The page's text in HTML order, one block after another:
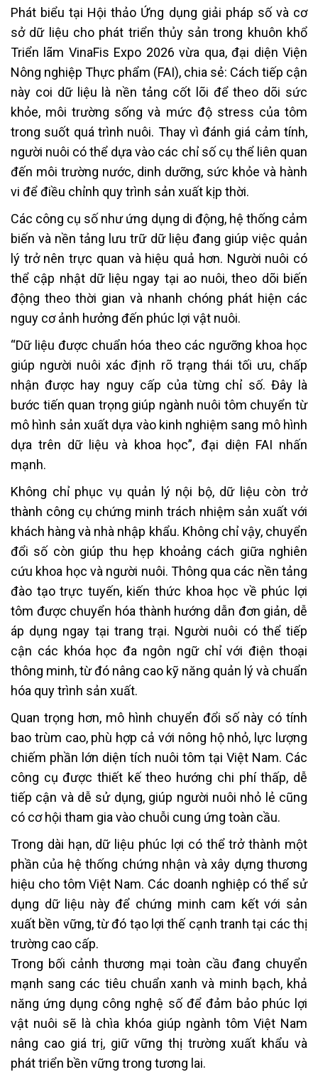
Phát biểu tại Hội thảo Ứng dụng giải pháp số và cơ
sở dữ liệu cho phát triển thủy sản trong khuôn khổ
Triển lãm VinaFis Expo 2026 vừa qua, đại diện Viện
Nông nghiệp Thực phẩm (FAI), chia sẻ: Cách tiếp cận
này coi dữ liệu là nền tảng cốt lõi để theo dõi sức
khỏe, môi trường sống và mức độ stress của tôm
trong suốt quá trình nuôi. Thay vì đánh giá cảm tính,
người nuôi có thể dựa vào các chỉ số cụ thể liên quan
đến môi trường nước, dinh dưỡng, sức khỏe và hành
vi để điều chỉnh quy trình sản xuất kịp thời.
Các công cụ số như ứng dụng di động, hệ thống cảm
biến và nền tảng lưu trữ dữ liệu đang giúp việc quản
lý trở nên trực quan và hiệu quả hơn. Người nuôi có
thể cập nhật dữ liệu ngay tại ao nuôi, theo dõi biến
động theo thời gian và nhanh chóng phát hiện các
nguy cơ ảnh hưởng đến phúc lợi vật nuôi.
“Dữ liệu được chuẩn hóa theo các ngưỡng khoa học
giúp người nuôi xác định rõ trạng thái tối ưu, chấp
nhận được hay nguy cấp của từng chỉ số. Đây là
bước tiến quan trọng giúp ngành nuôi tôm chuyển từ
mô hình sản xuất dựa vào kinh nghiệm sang mô hình
dựa trên dữ liệu và khoa học”, đại diện FAI nhấn
mạnh.
Không chỉ phục vụ quản lý nội bộ, dữ liệu còn trở
thành công cụ chứng minh trách nhiệm sản xuất với
khách hàng và nhà nhập khẩu. Không chỉ vậy, chuyển
đổi số còn giúp thu hẹp khoảng cách giữa nghiên
cứu khoa học và người nuôi. Thông qua các nền tảng
đào tạo trực tuyến, kiến thức khoa học về phúc lợi
tôm được chuyển hóa thành hướng dẫn đơn giản, dễ
áp dụng ngay tại trang trại. Người nuôi có thể tiếp
cận các khóa học đa ngôn ngữ chỉ với điện thoại
thông minh, từ đó nâng cao kỹ năng quản lý và chuẩn
hóa quy trình sản xuất.
Quan trọng hơn, mô hình chuyển đổi số này có tính
bao trùm cao, phù hợp cả với nông hộ nhỏ, lực lượng
chiếm phần lớn diện tích nuôi tôm tại Việt Nam. Các
công cụ được thiết kế theo hướng chi phí thấp, dễ
tiếp cận và dễ sử dụng, giúp người nuôi nhỏ lẻ cũng
có cơ hội tham gia vào chuỗi cung ứng toàn cầu.
Trong dài hạn, dữ liệu phúc lợi có thể trở thành một
phần của hệ thống chứng nhận và xây dựng thương
hiệu cho tôm Việt Nam. Các doanh nghiệp có thể sử
dụng dữ liệu này để chứng minh cam kết với sản
xuất bền vững, từ đó tạo lợi thế cạnh tranh tại các thị
trường cao cấp.
Trong bối cảnh thương mại toàn cầu đang chuyển
mạnh sang các tiêu chuẩn xanh và minh bạch, khả
năng ứng dụng công nghệ số để đảm bảo phúc lợi
vật nuôi sẽ là chìa khóa giúp ngành tôm Việt Nam
nâng cao giá trị, giữ vững thị trường xuất khẩu và
phát triển bền vững trong tương lai.